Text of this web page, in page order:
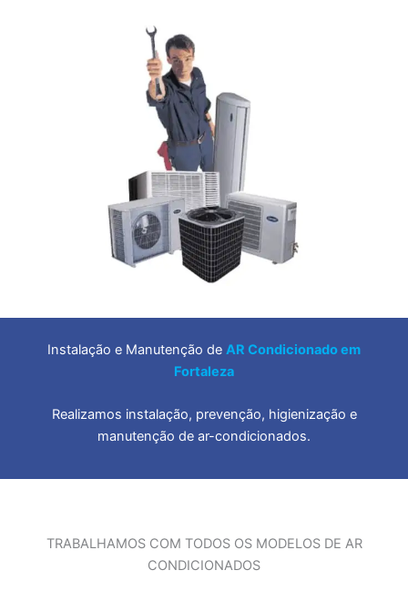
Instalação e Manutenção de AR Condicionado em
Fortaleza
Realizamos instalação, prevenção, higienização e
manutenção de ar-condicionados.
TRABALHAMOS COM TODOS OS MODELOS DE AR
CONDICIONADOS